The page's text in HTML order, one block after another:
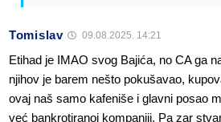
Tomislav 09.08.2025. 14:21
Etihad je IMAO svog Bajića, no CA ga
njihov je barem nešto pokušavao,
ovaj naš samo kafeniše i glavni posao
već bankrotiranoj kompaniji. Pa zar